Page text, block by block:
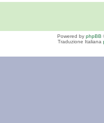
Powered by phpBB
Traduzione Italiana